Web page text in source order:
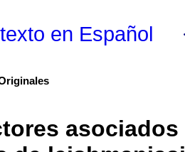
texto en Español